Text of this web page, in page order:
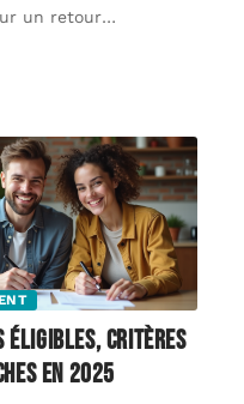
un retour…
éligibles, critères
en 2025